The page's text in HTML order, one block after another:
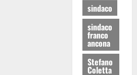
sindaco
sindaco
franco
ancona
Stefano
Coletta